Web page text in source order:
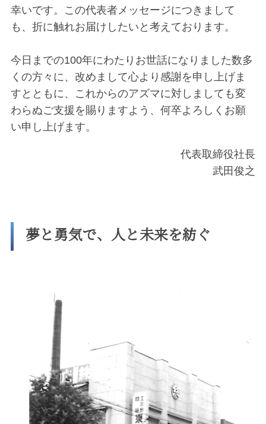
幸いです。この代表者メッセージにつきまして
も、折に触れお届けしたいと考えております。
今日までの100年にわたりお世話になりました数多
くの方々に、改めまして心より感謝を申し上げま
すとともに、これからのアズマに対しましても変
わらぬご支援を賜りますよう、何卒よろしくお願
い申し上げます。
代表取締役社長
武田俊之
夢と勇気で、人と未来を紡ぐ